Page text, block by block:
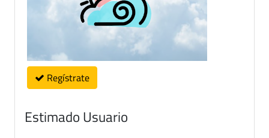
Regístrate
Estimado Usuario